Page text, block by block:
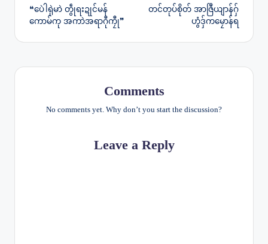
navigation
❝ပေဲါရုဲမာဲ တွဵုရးဍုင်မန်
ကောမ်ကု အကာဲအရာဂီုကၠီု❞
တင်တုပ်စိုတ် အာဇြဳယျာန်ဂှ်
ဟွံဒှ်ကမၠောန်ရ
Comments
No comments yet. Why don’t you start the discussion?
Leave a Reply